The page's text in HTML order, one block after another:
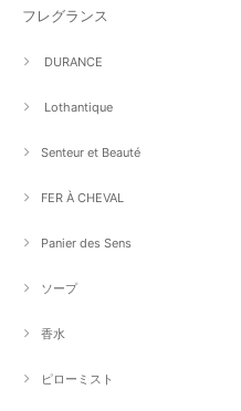
フレグランス
DURANCE
Lothantique
Senteur et Beauté
FER À CHEVAL
Panier des Sens
ソープ
香水
ピローミスト